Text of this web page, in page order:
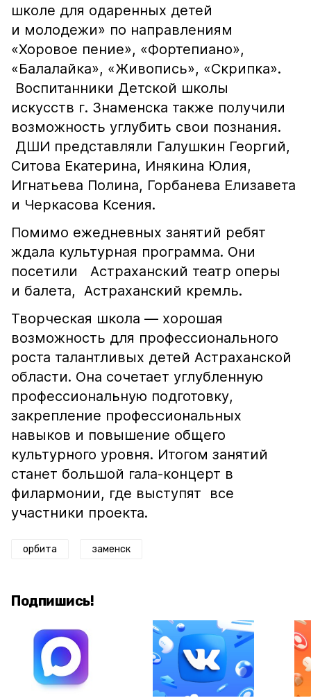
школе для одаренных детей
и молодежи» по направлениям
«Хоровое пение», «Фортепиано»,
«Балалайка», «Живопись», «Скрипка».
Воспитанники Детской школы
искусств г. Знаменска также получили
возможность углубить свои познания.
ДШИ представляли Галушкин Георгий,
Ситова Екатерина, Инякина Юлия,
Игнатьева Полина, Горбанева Елизавета
и Черкасова Ксения.
Помимо ежедневных занятий ребят
ждала культурная программа. Они
посетили Астраханский театр оперы
и балета, Астраханский кремль.
Творческая школа — хорошая
возможность для профессионального
роста талантливых детей Астраханской
области. Она сочетает углубленную
профессиональную подготовку,
закрепление профессиональных
навыков и повышение общего
культурного уровня. Итогом занятий
станет большой гала-концерт в
филармонии, где выступят все
участники проекта.
орбита заменск
Подпишись!